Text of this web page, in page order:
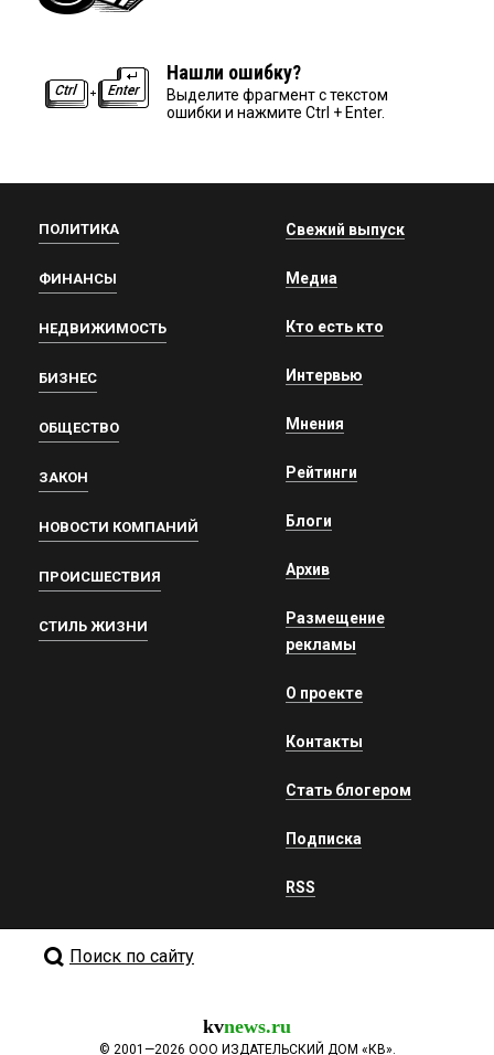
Нашли ошибку?
Выделите фрагмент с текстом
ошибки и нажмите Ctrl + Enter.
ПОЛИТИКА
ФИНАНСЫ
НЕДВИЖИМОСТЬ
БИЗНЕС
ОБЩЕСТВО
ЗАКОН
НОВОСТИ КОМПАНИЙ
ПРОИСШЕСТВИЯ
СТИЛЬ ЖИЗНИ
Свежий выпуск
Медиа
Кто есть кто
Интервью
Мнения
Рейтинги
Блоги
Архив
Размещение
рекламы
О проекте
Контакты
Стать блогером
Подписка
RSS
Поиск по сайту
kvnews.ru
© 2001—2026 ООО ИЗДАТЕЛЬСКИЙ ДОМ «КВ».